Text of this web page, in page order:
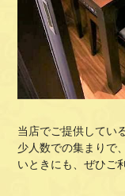
当店でご提供してい
少人数での集まりで
いときにも、ぜひご